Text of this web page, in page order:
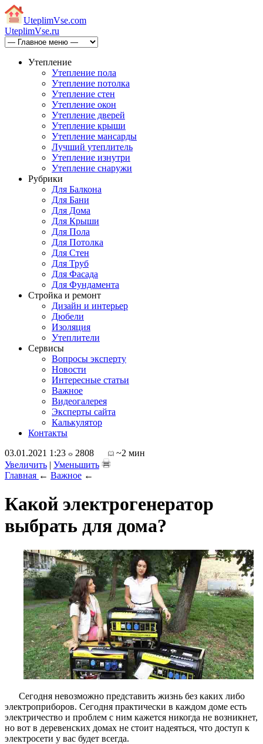
UteplimVse.com
UteplimVse.ru
Утепление
Утепление пола
Утепление потолка
Утепление стен
Утепление окон
Утепление дверей
Утепление крыши
Утепление мансарды
Лучший утеплитель
Утепление изнутри
Утепление снаружи
Рубрики
Для Балкона
Для Бани
Для Дома
Для Крыши
Для Пола
Для Потолка
Для Стен
Для Труб
Для Фасада
Для Фундамента
Стройка и ремонт
Дизайн и интерьер
Дюбели
Изоляция
Утеплители
Сервисы
Вопросы эксперту
Новости
Интересные статьи
Важное
Видеогалерея
Эксперты сайта
Калькулятор
Контакты
03.01.2021 1:23
2808
~2 мин
Увеличить | Уменьшить
Главная ← Важное ←
Какой электрогенератор
выбрать для дома?
Сегодня невозможно представить жизнь без каких либо
электроприборов. Сегодня практически в каждом доме есть
электричество и проблем с ним кажется никогда не возникнет,
но вот в деревенских домах не стоит надеяться, что доступ к
электросети у вас будет всегда.